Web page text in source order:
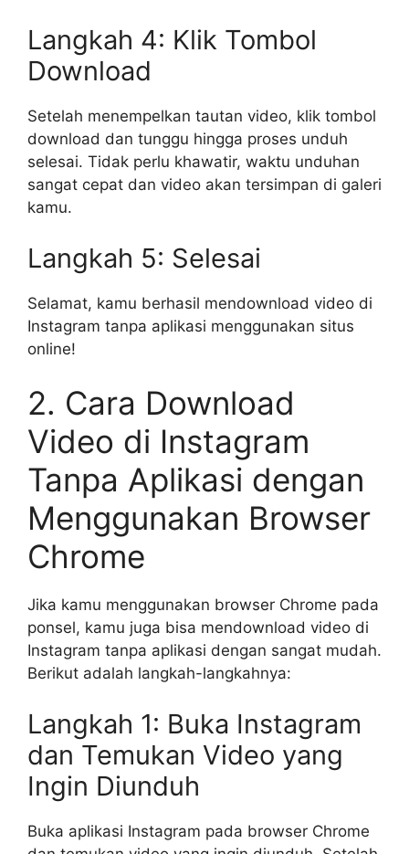
Langkah 4: Klik Tombol
Download
Setelah menempelkan tautan video, klik tombol
download dan tunggu hingga proses unduh
selesai. Tidak perlu khawatir, waktu unduhan
sangat cepat dan video akan tersimpan di galeri
kamu.
Langkah 5: Selesai
Selamat, kamu berhasil mendownload video di
Instagram tanpa aplikasi menggunakan situs
online!
2. Cara Download
Video di Instagram
Tanpa Aplikasi dengan
Menggunakan Browser
Chrome
Jika kamu menggunakan browser Chrome pada
ponsel, kamu juga bisa mendownload video di
Instagram tanpa aplikasi dengan sangat mudah.
Berikut adalah langkah-langkahnya:
Langkah 1: Buka Instagram
dan Temukan Video yang
Ingin Diunduh
Buka aplikasi Instagram pada browser Chrome